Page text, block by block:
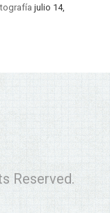
julio 14,
Reserved.